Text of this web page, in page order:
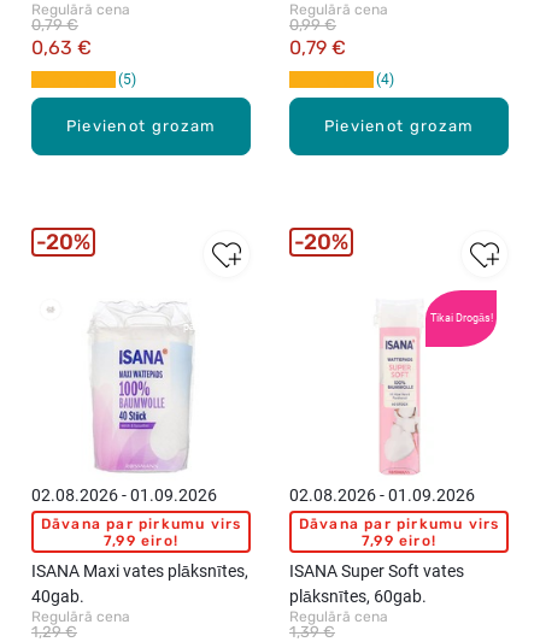
Pievienot grozam
Regulārā cena
0,63 €
0,79 €
5
Pievienot grozam
Regulārā cena
0,79 €
0,99 €
4
pārdotie
02.08.2026 - 01.09.2026
Dāvana par pirkumu virs
7,99 eiro!
ISANA Maxi vates plāksnītes,
40gab.
Regulārā cena
1,29 €
20%
Tikai Drogās!
02.08.2026 - 01.09.2026
Dāvana par pirkumu virs
7,99 eiro!
ISANA Super Soft vates
plāksnītes, 60gab.
Regulārā cena
1,39 €
20%